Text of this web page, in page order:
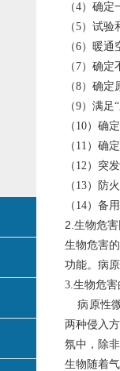
（4）确
（5）试
（6）暖
（7）确
（8）确
（9）满
（10）确
（11）确
（12）突
（13）防
（14）备
2.生物危
生物危害
功能。病
3.生物危
病原性微
两种侵入
氛中，除
生物随着